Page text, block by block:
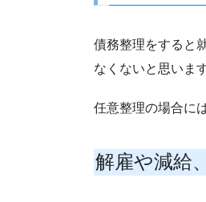
債務整理をすると
なくないと思います
任意整理の場合に
解雇や減給